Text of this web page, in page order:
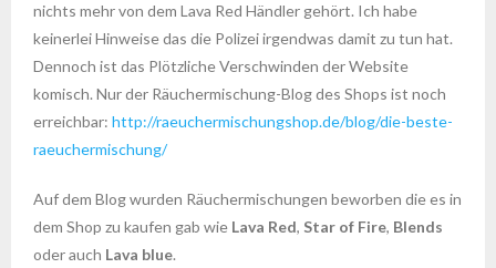
nichts mehr von dem Lava Red Händler gehört. Ich habe
keinerlei Hinweise das die Polizei irgendwas damit zu tun hat.
Dennoch ist das Plötzliche Verschwinden der Website
komisch. Nur der Räuchermischung-Blog des Shops ist noch
erreichbar: http://raeuchermischungshop.de/blog/die-beste-
raeuchermischung/
Auf dem Blog wurden Räuchermischungen beworben die es in
dem Shop zu kaufen gab wie Lava Red, Star of Fire, Blends
oder auch Lava blue.